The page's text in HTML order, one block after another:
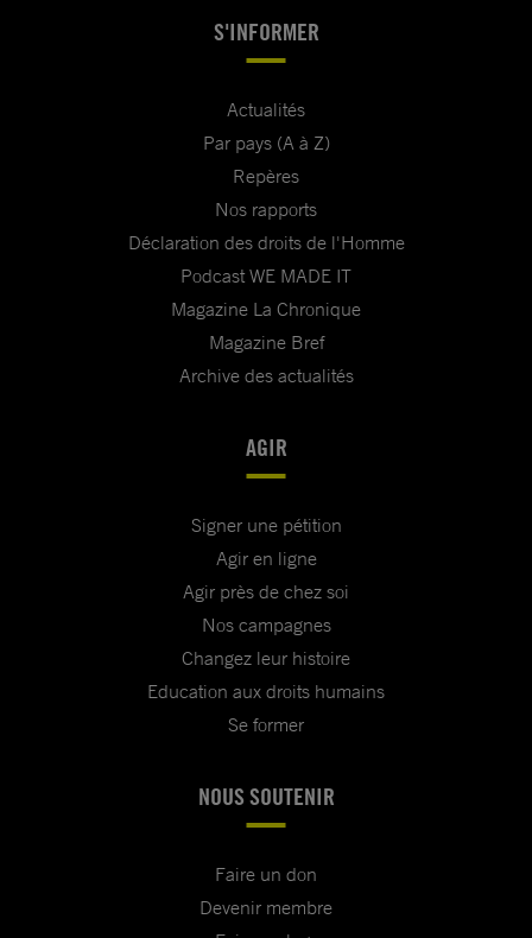
S'INFORMER
Actualités
Par pays (A à Z)
Repères
Nos rapports
Déclaration des droits de l'Homme
Podcast WE MADE IT
Magazine La Chronique
Magazine Bref
Archive des actualités
AGIR
Signer une pétition
Agir en ligne
Agir près de chez soi
Nos campagnes
Changez leur histoire
Education aux droits humains
Se former
NOUS SOUTENIR
Faire un don
Devenir membre